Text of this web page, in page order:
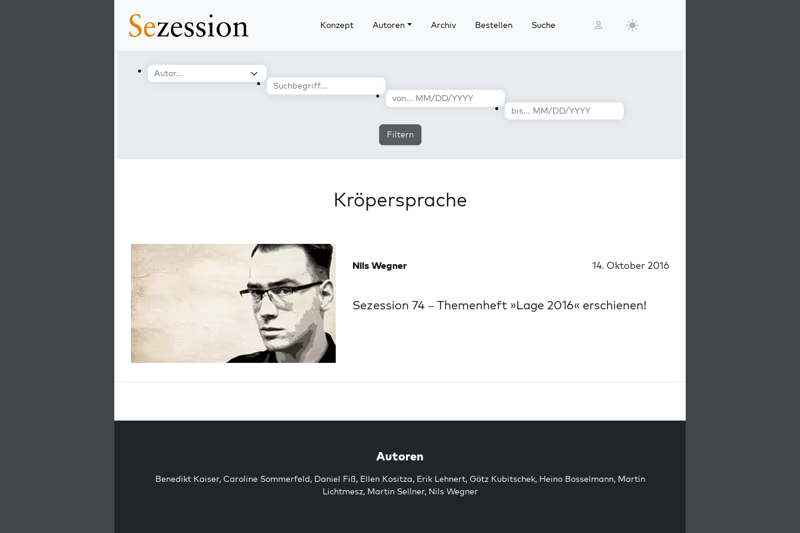
Konzept Autoren Archiv Bestellen Suche
Filtern
Kröpersprache
Nils Wegner 14. Oktober 2016
Sezession 74 – Themenheft »Lage 2016« erschienen!
Autoren
Benedikt Kaiser, Caroline Sommerfeld, Daniel Fiß, Ellen Kositza, Erik Lehnert, Götz Kubitschek, Heino Bosselmann, Martin
Lichtmesz, Martin Sellner, Nils Wegner